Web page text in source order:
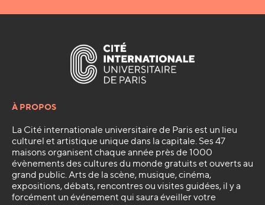
À PROPOS
La Cité internationale universitaire de Paris est un lieu
culturel et artistique unique dans la capitale. Ses 47
maisons organisent chaque année près de 1000
évènements des cultures du monde gratuits et ouverts au
grand public. Arts de la scène, musique, cinéma,
expositions, débats, rencontres ou visites guidées, il y a
forcément un événement qui saura éveiller votre